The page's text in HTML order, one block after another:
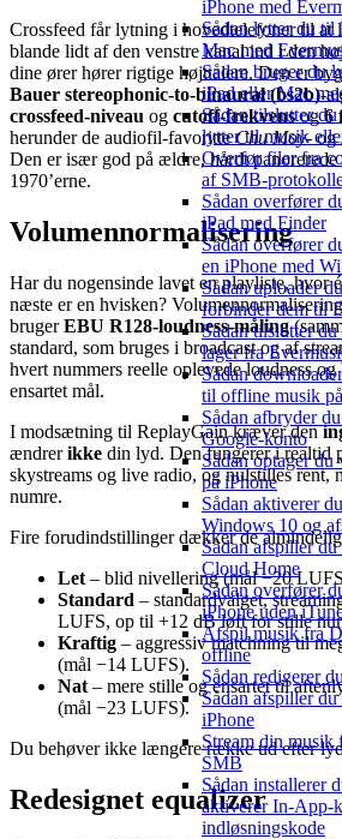
iPhone med
Sådan lytter du til
Mac med
Sådan bruger du
iPad eller Mac
Sådan tilslutter
lytter til musik
Overfør filer fra
af SMB-
Sådan overfører
iPad med Finder
Sådan overfører
en iPhone med
Sådan uploader
forbinder dem til
Sådan tilslutter
lager fra
Sådan
til offline musik
Sådan afbryder
Google-konto
Sådan optager
på iPhone
Sådan aktiverer
Windows 10 og
Sådan afspiller
Cloud Home
Sådan overfører
iPhone uden
Afspil musik fra
offline
Sådan redigerer
Sådan afspiller
iPhone
Stream din
SMB
Sådan installerer
aktiverer In-App-
indløsningskode
Crossfeed får lytning i hovedtelefoner til at
blande lidt af den venstre kanal ind i den
dine ører hører rigtige højttalere. Den er
Bauer stereophonic-to-binaural (bs2b)-
crossfeed-niveau og cutoff-frekvensog6
herunder de audiofil-favoritteChu Moy- og
Den er især god på ældre, hårdt panorerede
1970’erne.
Volumennormalisering
Har du nogensinde lavet en playliste, hvor
næste er en hvisken?
brugerEBU R128-loudness-måling
standard, som bruges i broadcast og af
hvert nummers reelle oplevede loudness
ensartet mål.
I modsætning til ReplayGain kræver den
ændrerikke din lyd. Den fungerer i realtid
skystreams og live radio, og nulstilles rent,
numre.
Fire forudindstillinger dækker de
Let – blid nivellering (mål −20
Standard – standardvalget,
LUFS, op til +12 dB løft for stille
Kraftig – aggressiv matchning til
(mål −14 LUFS).
Nat – mere stille og ensartet til
(mål −23 LUFS).
Du behøver ikke længere række ud efter
Redesignet equalizer